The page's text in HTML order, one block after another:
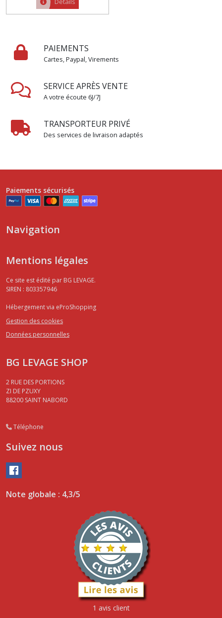
PAIEMENTS
Cartes, Paypal, Virements
SERVICE APRÈS VENTE
A votre écoute 6J/7J
TRANSPORTEUR PRIVÉ
Des services de livraison adaptés
Paiements sécurisés
Navigation
Mentions légales
Ce site est édité par BG LEVAGE.
SIREN : 803357946
Hébergement via eProShopping
Gestion des cookies
Données personnelles
BG LEVAGE SHOP
2 RUE DES PORTIONS
ZI DE PZUXY
88200 SAINT NABORD
Téléphone
Suivez nous
Note globale : 4,3/5
1 avis client